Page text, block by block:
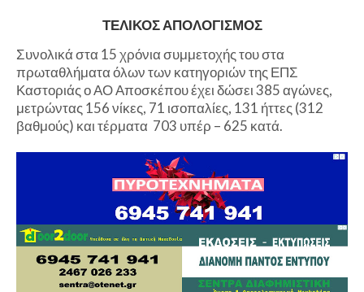
ΤΕΛΙΚΟΣ ΑΠΟΛΟΓΙΣΜΟΣ
Συνολικά στα 15 χρόνια συμμετοχής του στα
πρωταθλήματα όλων των κατηγοριών της ΕΠΣ
Καστοριάς ο ΑΟ Αποσκέπου έχει δώσει 385 αγώνες,
μετρώντας 156 νίκες, 71 ισοπαλίες, 131 ήττες (312
βαθμούς) και τέρματα 703 υπέρ – 625 κατά.